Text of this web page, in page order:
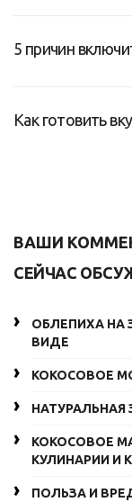
5 причин
Как готовить
ВАШИ
СЕЙЧАС
ОБЛЕПИХА НА
ВИДЕ
КОКОСОВОЕ
НАТУРАЛЬНАЯ
КОКОСОВОЕ
КУЛИНАРИИ И
ПОЛЬЗА И